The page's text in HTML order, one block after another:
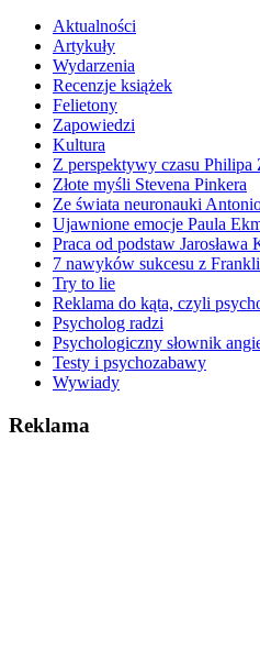
Aktualności
Artykuły
Wydarzenia
Recenzje książek
Felietony
Zapowiedzi
Kultura
Z perspektywy czasu Philipa
Złote myśli Stevena Pinkera
Ze świata neuronauki
Ujawnione emocje Paula
Praca od podstaw Jarosława
7 nawyków sukcesu z
Try to lie
Reklama do kąta, czyli
Psycholog radzi
Psychologiczny słownik
Testy i psychozabawy
Wywiady
Reklama